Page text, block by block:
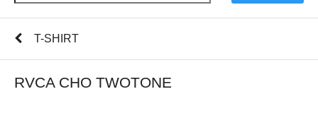
T-SHIRT
RVCA CHO TWOTONE